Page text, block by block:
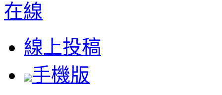
線上投稿
手機版